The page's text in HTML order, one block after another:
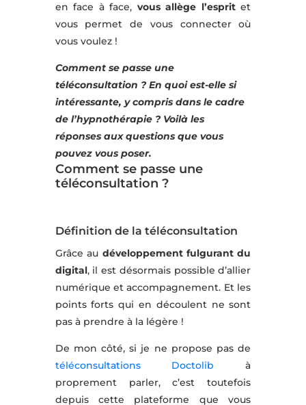
en face à face, vous allège l’espritet
vous permet de vous connecter où
vous voulez !
Comment se passe une
téléconsultation ? En quoi est-elle si
intéressante, y compris dans le cadre
de l’hypnothérapie ? Voilà les
réponses aux questions que vous
pouvez vous poser.
Comment se passe une
téléconsultation ?
Définition de la téléconsultation
Grâce au développement fulgurant du
digital, il est désormais possible d’allier
numérique et accompagnement. Et les
points forts qui en découlent ne sont
pas à prendre à la légère !
De mon côté, si je ne propose pas de
téléconsultations Doctolib à
proprement parler, c’est toutefois
depuis cette plateforme que vous